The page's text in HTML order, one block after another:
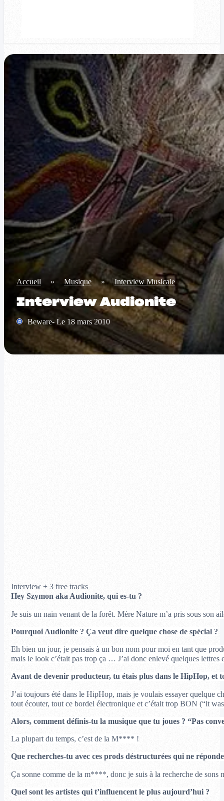
Accueil » Musique » Interview Musicale
Interview Audionite
Beware- Le 18 mars 2010
Interview + 3 free tracks
Hey Szymon aka Audionite, qui es-tu ?
Je suis un nain venant de la forêt. Mère Nature m’a pris sous son
Pourquoi Audionite ? Ça veut dire quelque chose de spécial ?
Eh bien un jour, je pensais à un bon nom pour moi en tant que
mais le look c’était pas trop ça … J’ai donc enlevé quelques lettres
Avant de devenir producteur, tu étais plus dans le HipHop, et
J’ai toujours été dans le HipHop, mais je voulais essayer quelque
tout écouter, tout ce bordel électronique et c’était trop BON (“it
Alors, comment définis-tu la musique que tu joues ? “Pas
La plupart du temps, c’est de la M**** !
Que recherches-tu avec ces prods déstructurées qui ne
Ça sonne comme de la m****, donc je suis à la recherche de
Quel sont les artistes qui t’influencent le plus aujourd’hui ?